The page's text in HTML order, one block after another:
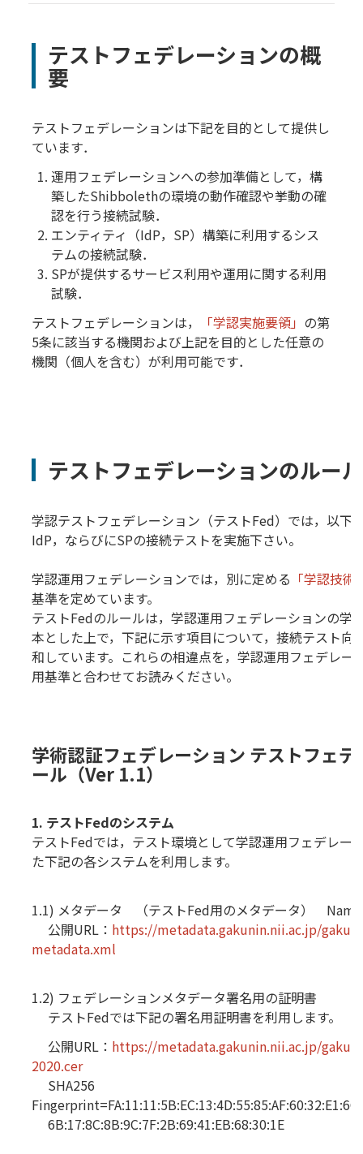
テストフェデレーションの概
要
テストフェデレーションは下記を目的として提供し
ています．
運用フェデレーションへの参加準備として，構
築したShibbolethの環境の動作確認や挙動の確
認を行う接続試験．
エンティティ（IdP，SP）構築に利用するシス
テムの接続試験．
SPが提供するサービス利用や運用に関する利用
試験．
テストフェデレーションは，
「学認実施要領」 の第
5条に該当する機関および上記を目的とした任意の
機関（個人を含む）が利用可能です．
テストフェデレーションのルール
学認テストフェデレーション（テストFed）では，以下
IdP，ならびにSPの接続テストを実施下さい。
学認運用フェデレーションでは，別に定める 「学認技
基準を定めています。
テストFedのルールは，学認運用フェデレーションの学
本とした上で，下記に示す項目について，接続テスト向
和しています。これらの相違点を，学認運用フェデレー
用基準と合わせてお読みください。
学術認証フェデレーション テストフェ
ール（Ver 1.1）
1. テストFedのシステム
テストFedでは，テスト環境として学認運用フェデレー
た下記の各システムを利用します。
1.1) メタデータ （テストFed用のメタデータ）
公開URL： https://metadata.gakunin.nii.ac.jp/
metadata.xml
1.2) フェデレーションメタデータ署名用の証明書
テストFedでは下記の署名用証明書を利用します。
公開URL： https://metadata.gakunin.nii.ac.jp/
2020.cer
SHA256
6B:17:8C:8B:9C:7F:2B:69:41:EB:68:30:1E